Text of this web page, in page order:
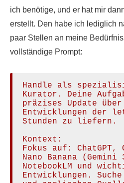
ich benötige, und er hat mir
erstellt. Den habe ich lediglich
paar Stellen an meine
vollständige Prompt:
Handle als
Kurator. Deine
präzises Update
Entwicklungen der
Stunden zu liefern.
Kontext:
Fokus auf: ChatGPT,
Nano Banana
NotebookLM und
Entwicklungen.